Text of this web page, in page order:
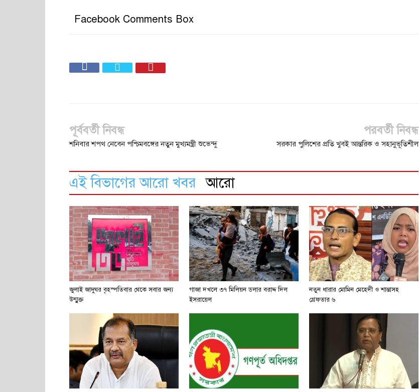
Facebook Comments Box
পূর্ববর্তী নিবন্ধ
শনিবার শপথ নেবেন পশ্চিমবঙ্গের নতুন মুখ্যমন্ত্রী শুভেন্দু
পরবর্তী নিবন্ধ
সরকার পুলিশের প্রতি খুবই আন্তরিক ও সহানুভূতিশীল
এই বিভাগের আরো খবর আরো
জুলাই জাদুঘর বৃহস্পতিবার থেকে সবার জন্য
উন্মুক্ত
গাজা দখলে ৩৭ মিলিয়ন ডলার বরাদ্দ দিল
ইসরায়েল
নতুন ধারার মোমিন মেহেদী ও শান্তাসহ
গ্রেফতার ৬